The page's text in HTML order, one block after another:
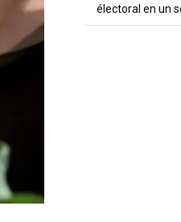
électoral en un